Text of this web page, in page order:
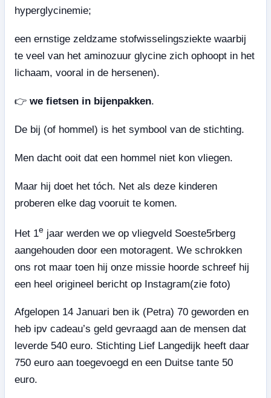
hyperglycinemie;
een ernstige zeldzame stofwisselingsziekte waarbij
te veel van het aminozuur glycine zich ophoopt in het
lichaam, vooral in de hersenen).
👉 we fietsen in bijenpakken.
De bij (of hommel) is het symbool van de stichting.
Men dacht ooit dat een hommel niet kon vliegen.
Maar hij doet het tóch. Net als deze kinderen
proberen elke dag vooruit te komen.
Het 1 e jaar werden we op vliegveld Soeste5rberg
aangehouden door een motoragent. We schrokken
ons rot maar toen hij onze missie hoorde schreef hij
een heel origineel bericht op Instagram(zie foto)
Afgelopen 14 Januari ben ik (Petra) 70 geworden en
heb ipv cadeau’s geld gevraagd aan de mensen dat
leverde 540 euro. Stichting Lief Langedijk heeft daar
750 euro aan toegevoegd en een Duitse tante 50
euro.